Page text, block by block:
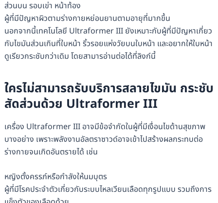
ส่วนบน รอบเข่า หน้าท้อง
ผู้ที่มีปัญหาผิวตามร่างกายหย่อนยานตามอายุที่มากขึ้น
นอกจากนี้เทคโนโลยี Ultraformer III ยังเหมาะกับผู้ที่มีปัญหาเกี่ยว
กับไขมันส่วนเกินที่ใบหน้า ริ้วรอยแห่งวัยบนใบหน้า และอยากให้ใบหน้า
ดูเรียวกระชับกว่าเดิม โดยสามารอ่านต่อได้ที่ลิงก์นี้
ใครไม่สามารถรับบริการสลายไขมัน กระชับ
สัดส่วนด้วย Ultraformer III
เครื่อง Ultraformer III อาจมีข้อจำกัดในผู้ที่มีเงื่อนไขด้านสุขภาพ
บางอย่าง เพราะพลังงานอัลตราซาวด์อาจเข้าไปสร้างผลกระทบต่อ
ร่างกายจนเกิดอันตรายได้ เช่น
หญิงตั้งครรภ์หรือกำลังให้นมบุตร
ผู้ที่มีโรคประจำตัวเกี่ยวกับระบบไหลเวียนเลือดทุกรูปแบบ รวมถึงการ